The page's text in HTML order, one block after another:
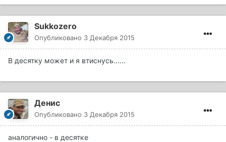
Sukkozero
Опубликовано 3 Декабря 2015
В десятку может и я втиснусь......
Денис
Опубликовано 3 Декабря 2015
аналогично - в десятке